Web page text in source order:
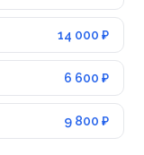
14 000 ₽
6 600 ₽
9 800 ₽